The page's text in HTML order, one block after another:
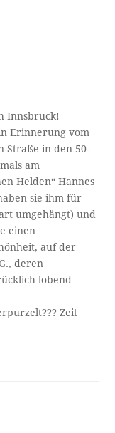
Innsbruck!
Erinnerung vom
Straße in den 50-
am
Helden“ Hannes
sie ihm für
umgehängt) und
einen
auf der
deren
lobend
Zeit